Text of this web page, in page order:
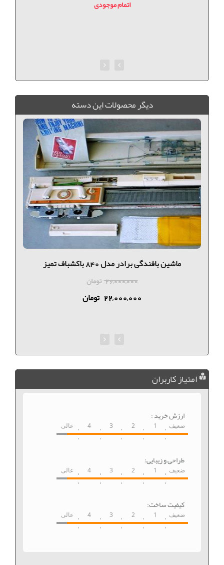
اتمام موجودی
ديگر محصولات اين دسته
ماشین بافندگی برادر مدل 840 باکشباف تميز
26,000,000 تومان
22,000,000 تومان
امتیاز کاربران
ارزش خرید :
ضعیف 1
2
3
4 عالی
طراحی و زیبایی:
ضعیف 1
2
3
4 عالی
کیفیت ساخت:
ضعیف 1
2
3
4 عالی